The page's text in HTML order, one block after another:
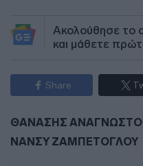
Ακολούθησε το
και μάθετε
Share
ΘΑΝΑΣΗΣ
ΝΑΝΣΥ ΖΑΜΠΕΤΟΓΛΟΥ